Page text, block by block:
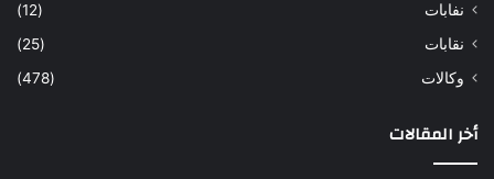
نفابات
(12)
نقابات
(25)
وكالات
(478)
أخر المقالات